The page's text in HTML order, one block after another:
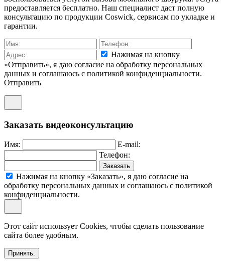
предоставляется бесплатно. Наш специалист даст полную
консультацию по продукции Coswick, сервисам по укладке и
гарантии.
Нажимая на кнопку
«Отправить», я даю согласие на обработку персональных
данных и соглашаюсь c политикой конфиденциальности.
Отправить
Заказать видеоконсультацию
Имя:
E-mail:
Телефон:
Заказать
Нажимая на кнопку «Заказать», я даю согласие на
обработку персональных данных и соглашаюсь c политикой
конфиденциальности.
Этот сайт использует Cookies, чтобы сделать пользование
сайта более удобным.
Принять.